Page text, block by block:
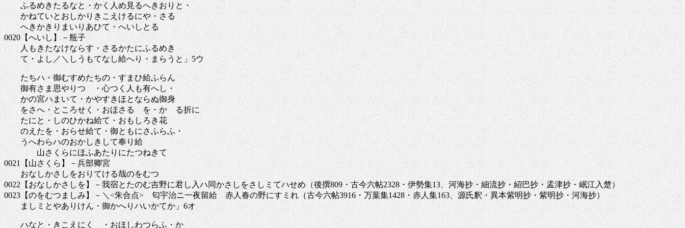
ふるめきたるなと・かく人め見るへきおりと・
かねていとおしかりきこえけるにや・さる
へきかきりまいりあひて・へいしとる
0020【へいし】－瓶子
人もきたなけならす・さるかたにふるめき
て・よし／＼しうもてなし給へり・まらうと」5ウ
たちハ・御むすめたちの・すまひ給ふらん
御有さま思やりつゝ・心つく人も有へし・
かの宮ハまいて・かやすきほとならぬ御身
をさへ・ところせく・おほさるゝを・かゝる折に
たにと・しのひかね給て・おもしろき花
のえたを・おらせ給て・御ともにさふらふ・
うへわらハのおかしきして奉り給
山さくらにほふあたりにたつねきて
0021【山さくら】－兵部卿宮
おなしかさしをおりてける哉のをむつ
0022【おなしかさしを】－我宿とたのむ吉野に君し入ハ同かさしをさしミてハせめ（後撰809・古今六帖2328・伊勢集13、河海抄・細流抄・紹巴抄・孟津抄・岷江入楚）
0023【のをむつましみ】－＼<朱合点> 匂宇治ニ一夜留給 赤人春の野にすミれ（古今六帖3916・万葉集1428・赤人集163、源氏釈・異本紫明抄・紫明抄・河海抄）
ましミとやありけん・御かへりハいかてか」6オ
ハなと・きこえにくゝ・おほしわつらふ・かゝ